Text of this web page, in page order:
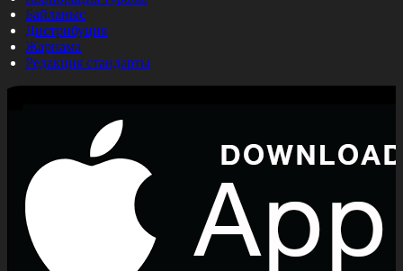
Байланыс
Дистрибуция
Жарнама
Редакция стандарты